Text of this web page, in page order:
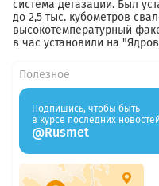
система дегазации. Был
до 2,5 тыс. кубометров
высокотемпературный
в час установили на
Полезное
Подпишись, чтобы быть
в курсе последних новостей
@Rusmet